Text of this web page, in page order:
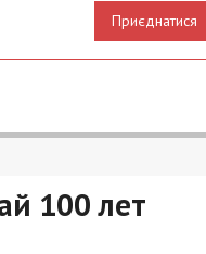
Приєднатися
100 лет